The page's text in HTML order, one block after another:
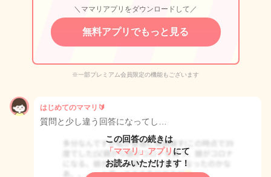
＼ママリアプリをダウンロードして／
無料アプリでもっと見る
※一部プレミアム会員限定の機能もございます
はじめてのママリ🔰
質問と少し違う回答になってし…
この回答の続きは
「ママリ」アプリ にて
お読みいただけます！